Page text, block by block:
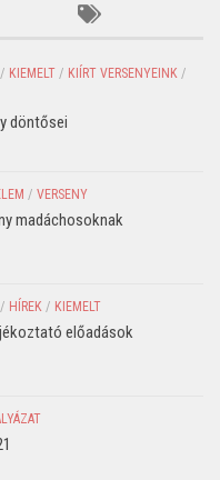
/ KIEMELT / KIÍRT VERSENYEINK /
döntősei
/ VERSENY
madáchosoknak
/ HÍREK / KIEMELT
előadások